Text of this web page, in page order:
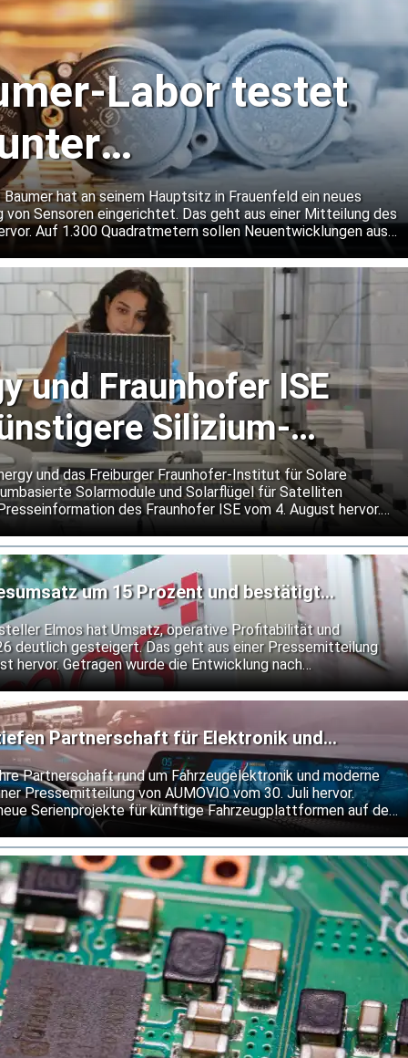
Labor testet
hat an seinem Hauptsitz in Frauenfeld ein neues
Sensoren eingerichtet. Das geht aus einer Mitteilung des
Auf 1.300 Quadratmetern sollen Neuentwicklungen aus
Normanforderungen hinausgehen.
und Fraunhofer ISE
Silizium-
Satelliten
und das Freiburger Fraunhofer-Institut für Solare
Solarmodule und Solarflügel für Satelliten
des Fraunhofer ISE vom 4. August hervor.
Alternative zu den bislang vorherrschenden
soll Schäden durch kleine Objekte lokal
Betrieb bei extremen Temperaturwechseln im Weltraum
um 15 Prozent und bestätigt
Elmos hat Umsatz, operative Profitabilität und
deutlich gesteigert. Das geht aus einer Pressemitteilung
hervor. Getragen wurde die Entwicklung nach
anhaltend hohen Nachfrage nach Halbleiterlösungen von
an seiner bisherigen Prognose fest.
Partnerschaft für Elektronik und
Partnerschaft rund um Fahrzeugelektronik und moderne
Pressemitteilung von AUMOVIO vom 30. Juli hervor.
Serienprojekte für künftige Fahrzeugplattformen auf den
des integrierten Bremssystems MK C2 setzen sie bis